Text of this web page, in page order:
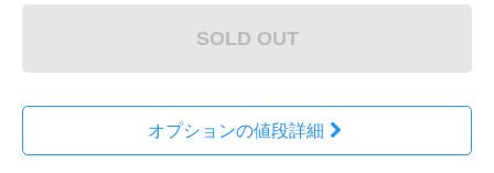
SOLD OUT
オプションの値段詳細